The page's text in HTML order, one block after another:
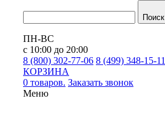
Поиск
ПН-ВС
с 10:00 до 20:00
8 (800) 302-77-06 8 (499) 348-15-11
КОРЗИНА
0 товаров. Заказать звонок
Меню